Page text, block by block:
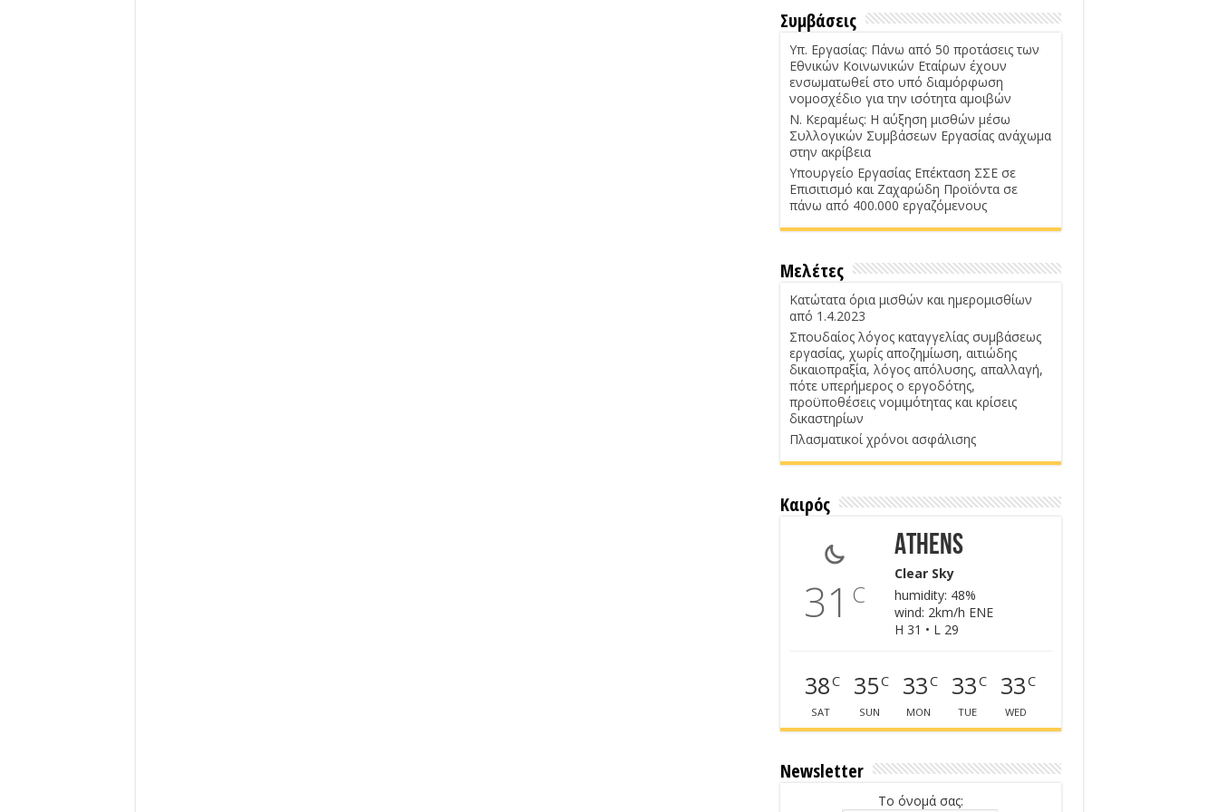
Συμβάσεις
Υπ. Εργασίας: Πάνω από 50 προτάσεις των
Εθνικών Κοινωνικών Εταίρων έχουν
ενσωματωθεί στο υπό διαμόρφωση
νομοσχέδιο για την ισότητα αμοιβών
Ν. Κεραμέως: Η αύξηση μισθών μέσω
Συλλογικών Συμβάσεων Εργασίας ανάχωμα
στην ακρίβεια
Υπουργείο Εργασίας Επέκταση ΣΣΕ σε
Επισιτισμό και Ζαχαρώδη Προϊόντα σε
πάνω από 400.000 εργαζόμενους
Μελέτες
Κατώτατα όρια μισθών και ημερομισθίων
από 1.4.2023
Σπουδαίος λόγος καταγγελίας συμβάσεως
εργασίας, χωρίς αποζημίωση, αιτιώδης
δικαιοπραξία, λόγος απόλυσης, απαλλαγή,
πότε υπερήμερος ο εργοδότης,
προϋποθέσεις νομιμότητας και κρίσεις
δικαστηρίων
Πλασματικοί χρόνοι ασφάλισης
Καιρός
31 C
Athens
Clear Sky
humidity: 48%
wind: 2km/h ENE
H 31 • L 29
38C
SAT
35C
SUN
33C
MON
33C
TUE
33C
WED
Newsletter
Το όνομά σας: